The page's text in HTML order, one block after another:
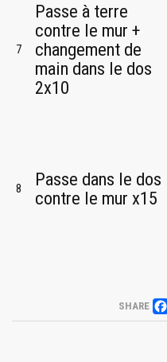
7
Passe à terre
contre le mur +
changement de
main dans le dos
2x10
8
Passe dans le dos
contre le mur x15
SHARE